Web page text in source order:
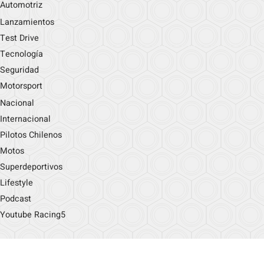
Automotriz
Lanzamientos
Test Drive
Tecnología
Seguridad
Motorsport
Nacional
Internacional
Pilotos Chilenos
Motos
Superdeportivos
Lifestyle
Podcast
Youtube Racing5